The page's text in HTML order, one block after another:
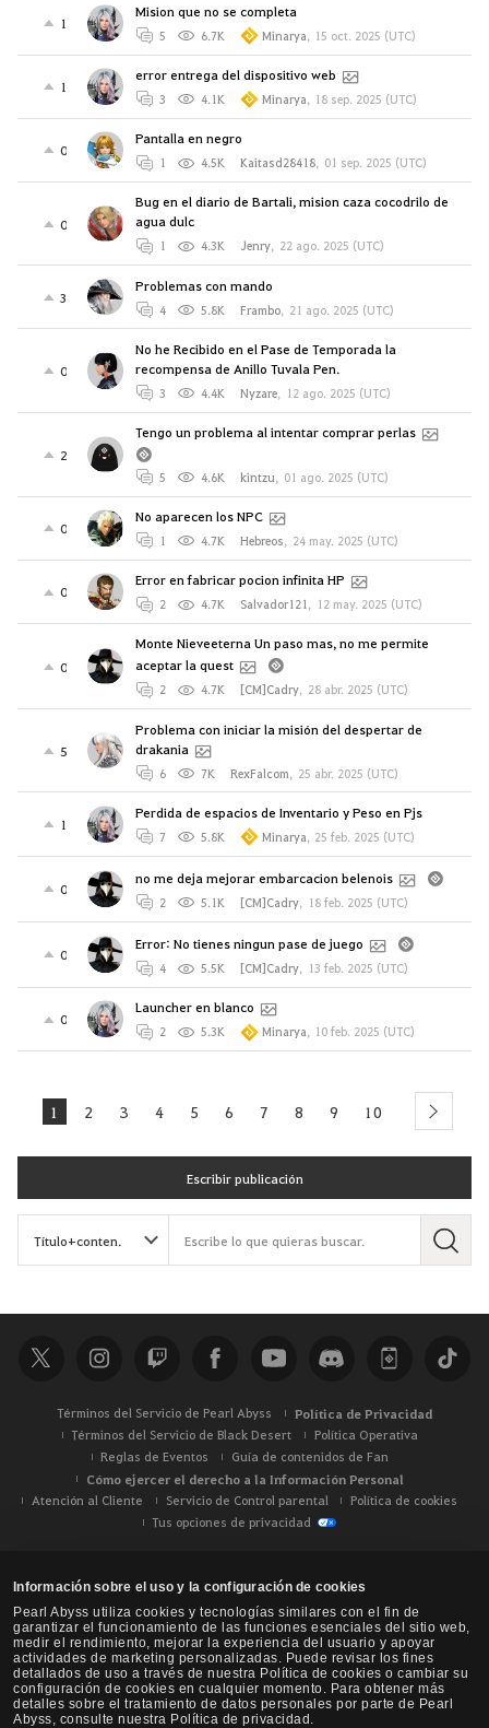
Información sobre el uso y la configuración de cookies
Pearl Abyss utiliza cookies y tecnologías similares con el fin de
garantizar el funcionamiento de las funciones esenciales del sitio web,
medir el rendimiento, mejorar la experiencia del usuario y apoyar
actividades de marketing personalizadas. Puede revisar los fines
detallados de uso a través de nuestra Política de cookies o cambiar su
configuración de cookies en cualquier momento. Para obtener más
detalles sobre el tratamiento de datos personales por parte de Pearl
Abyss, consulte nuestra Política de privacidad.
1
Mision que no se completa
5 6.7K Minarya, 15 oct. 2025 (UTC)
1
error entrega del dispositivo web
3 4.1K Minarya, 18 sep. 2025 (UTC)
0
Pantalla en negro
1 4.5K Kaitasd28418, 01 sep. 2025 (UTC)
0
Bug en el diario de Bartali, mision caza cocodrilo de
agua dulc
1 4.3K Jenry, 22 ago. 2025 (UTC)
3
Problemas con mando
4 5.8K Frambo, 21 ago. 2025 (UTC)
0
No he Recibido en el Pase de Temporada la
recompensa de Anillo Tuvala Pen.
3 4.4K Nyzare, 12 ago. 2025 (UTC)
2
Tengo un problema al intentar comprar perlas
5 4.6K kintzu, 01 ago. 2025 (UTC)
0
No aparecen los NPC
1 4.7K Hebreos, 24 may. 2025 (UTC)
0
Error en fabricar pocion infinita HP
2 4.7K Salvador121, 12 may. 2025 (UTC)
0
Monte Nieveeterna Un paso mas, no me permite
aceptar la quest
2 4.7K [CM]Cadry, 28 abr. 2025 (UTC)
5
Problema con iniciar la misión del despertar de
drakania
6 7K RexFalcom, 25 abr. 2025 (UTC)
1
Perdida de espacios de Inventario y Peso en Pjs
7 5.8K Minarya, 25 feb. 2025 (UTC)
0
no me deja mejorar embarcacion belenois
2 5.1K [CM]Cadry, 18 feb. 2025 (UTC)
0
Error: No tienes ningun pase de juego
4 5.5K [CM]Cadry, 13 feb. 2025 (UTC)
0
Launcher en blanco
2 5.3K Minarya, 10 feb. 2025 (UTC)
1 2 3 4 5 6 7 8 9 10 next
Escribir publicación
B
a
r
Términos del Servicio de Pearl Abyss Política de Privacidad
Términos del Servicio de Black Desert
Política Operativa
Reglas de Eventos
Guía de contenidos de Fan
Cómo ejercer el derecho a la Información Personal
Atención al Cliente Servicio de Control parental
Política de cookies
Tus opciones de privacidad